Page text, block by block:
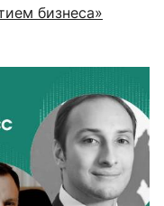
бизнеса»